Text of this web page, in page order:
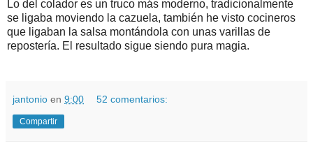
Lo del colador es un truco más moderno, tradicionalmente
se ligaba moviendo la cazuela, también he visto cocineros
que ligaban la salsa montándola con unas varillas de
repostería. El resultado sigue siendo pura magia.
jantonio en 9:00 52 comentarios:
Compartir